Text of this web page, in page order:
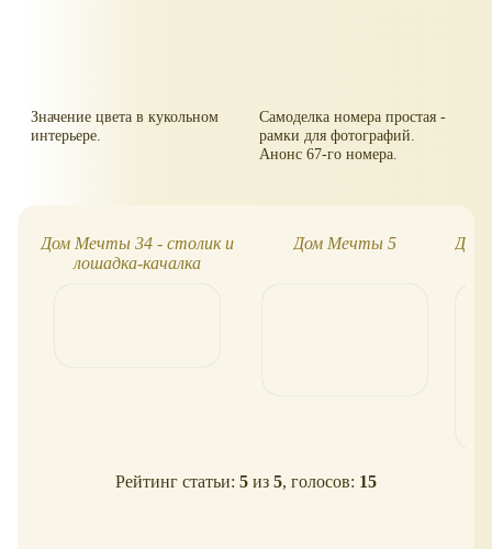
Значение цвета в кукольном
интерьере.
Самоделка номера простая -
рамки для фотографий.
Анонс 67-го номера.
Дом Мечты 34 - столик и
лошадка-качалка
Дом Мечты 5 Дом
Рейтинг статьи: 5 из 5, голосов: 15